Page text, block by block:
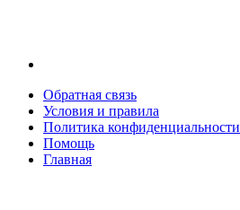
Обратная связь
Условия и правила
Политика конфиденциальности
Помощь
Главная